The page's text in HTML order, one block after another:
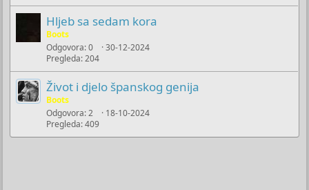
Hljeb sa sedam kora
Boots
Odgovora 0
Pregleda 204
30-12-2024
Život i djelo španskog genija
Boots
Odgovora 2
Pregleda 409
18-10-2024